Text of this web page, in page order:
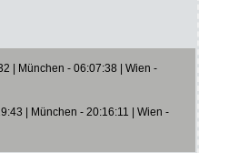
| München - 06:07:38 | Wien -
| München - 20:16:11 | Wien -